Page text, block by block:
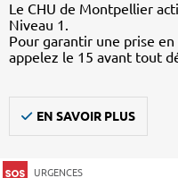
Le CHU de Montpellier
Niveau 1.
Pour garantir une prise en
appelez le 15 avant tout
EN SAVOIR PLUS
URGENCES